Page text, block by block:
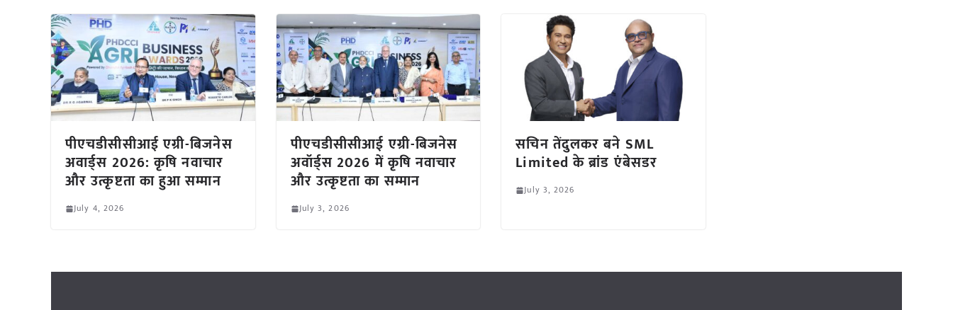
पीएचडीसीसीआई एग्री-बिजनेस
अवार्ड्स 2026: कृषि नवाचार
और उत्कृष्टता का हुआ सम्मान
July 4, 2026
पीएचडीसीसीआई एग्री-बिजनेस
अवॉर्ड्स 2026 में कृषि नवाचार
और उत्कृष्टता का सम्मान
July 3, 2026
सचिन तेंदुलकर बने SML
Limited के ब्रांड एंबेसडर
July 3, 2026